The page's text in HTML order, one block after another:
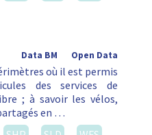
Open Data
Data BM
où il est permis
des services de
; à savoir les vélos,
en …